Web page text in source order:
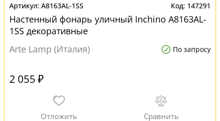
A8163AL-1SS 147291
Настенный фонарь уличный Inchino A8163AL-
1SS декоративные
Arte Lamp (Италия)
По запросу
2 055 ₽